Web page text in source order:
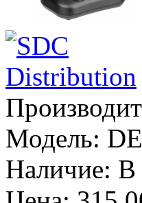
Модель:
Наличие: В